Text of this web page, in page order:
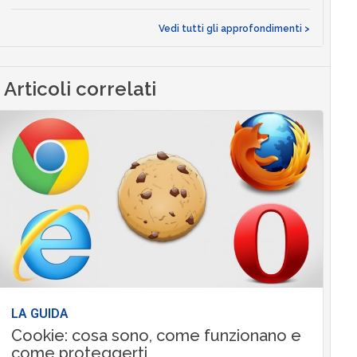
Vedi tutti gli approfondimenti >
Articoli correlati
LA GUIDA
Cookie: cosa sono, come funzionano e
come proteggerti